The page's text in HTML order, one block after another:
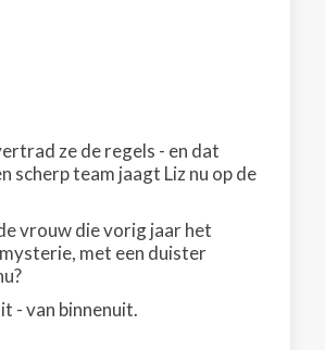
ze de regels - en dat
scherp team jaagt Liz nu op de
vrouw die vorig jaar het
met een duister
- van binnenuit.